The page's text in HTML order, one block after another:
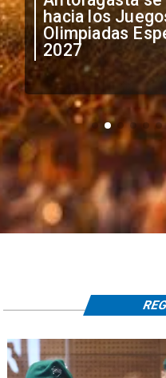
hacia los
Olimpiadas
2027